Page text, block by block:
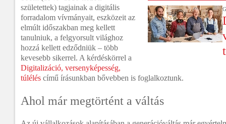
születettek) tagjainak a digitális
forradalom vívmányait, eszközeit az
elmúlt időszakban meg kellett
tanulniuk, a felgyorsult világhoz
hozzá kellett edződniük – több
kevesebb sikerrel. A kérdéskörrel a
Digitalizáció, versenyképesség,
túlélés című írásunkban bővebben is foglalkoztunk.
Ahol már megtörtént a váltás